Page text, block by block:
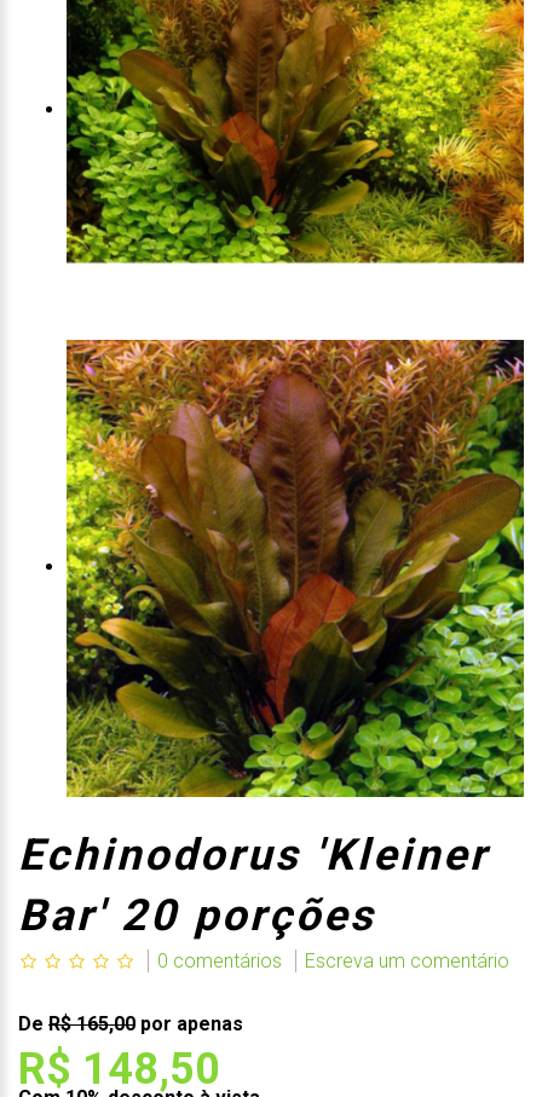
Echinodorus 'Kleiner
Bar' 20 porções
0 comentários Escreva um comentário
De R$ 165,00 por apenas
R$ 148,50